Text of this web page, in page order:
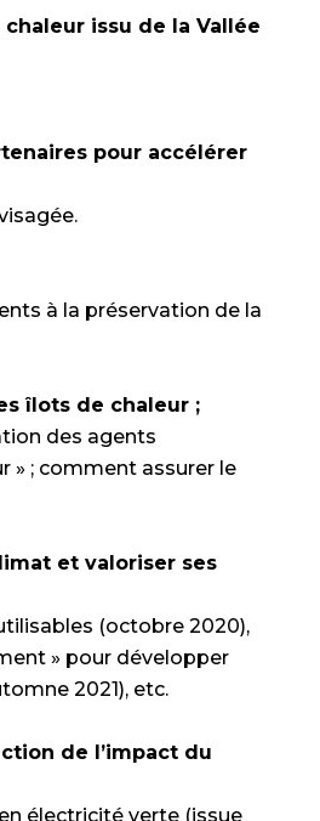
issu de la Vallée
pour accélérer
à la préservation de la
îlots de chaleur ;
des agents
» ; comment assurer le
et valoriser ses
(octobre 2020),
» pour développer
2021), etc.
de l’impact du
électricité verte (issue